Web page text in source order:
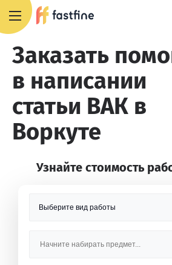
Заказать
в написании
статьи ВАК в
Воркуте
Узнайте стоимость